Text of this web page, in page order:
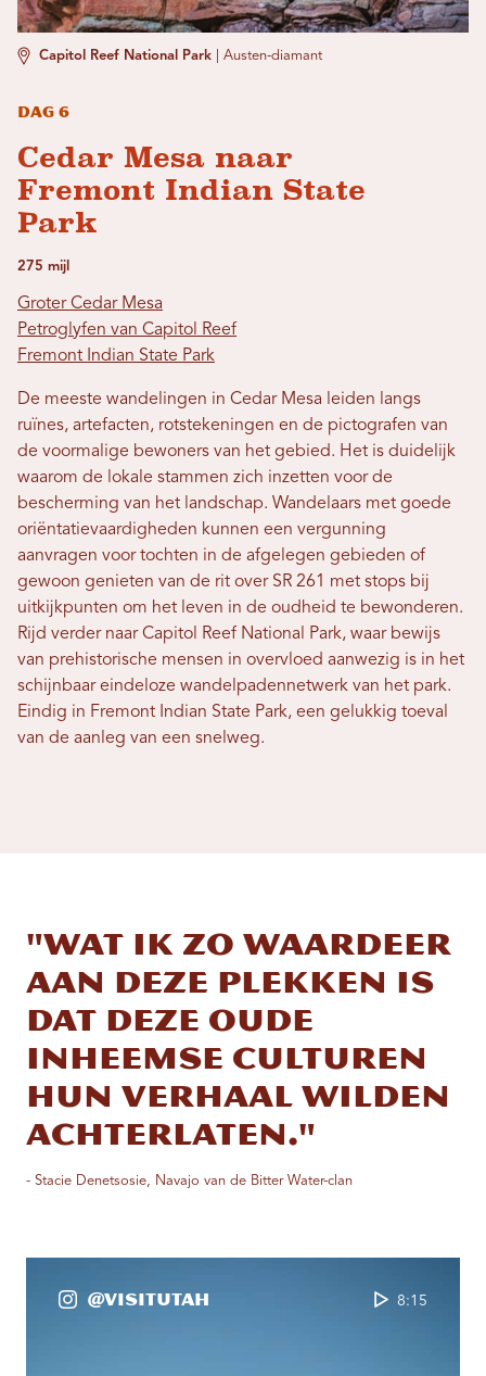
Capitol Reef National Park Austen-diamant
Dag 6
Cedar Mesa naar
Fremont Indian State
Park
275 mijl
Groter Cedar Mesa
Petroglyfen van Capitol Reef
Fremont Indian State Park
De meeste wandelingen in Cedar Mesa leiden langs
ruïnes, artefacten, rotstekeningen en de pictografen van
de voormalige bewoners van het gebied. Het is duidelijk
waarom de lokale stammen zich inzetten voor de
bescherming van het landschap. Wandelaars met goede
oriëntatievaardigheden kunnen een vergunning
aanvragen voor tochten in de afgelegen gebieden of
gewoon genieten van de rit over SR 261 met stops bij
uitkijkpunten om het leven in de oudheid te bewonderen.
Rijd verder naar Capitol Reef National Park, waar bewijs
van prehistorische mensen in overvloed aanwezig is in het
schijnbaar eindeloze wandelpadennetwerk van het park.
Eindig in Fremont Indian State Park, een gelukkig toeval
van de aanleg van een snelweg.
"Wat ik zo waardeer
aan deze plekken is
dat deze oude
inheemse culturen
hun verhaal wilden
achterlaten."
- Stacie Denetsosie, Navajo van de Bitter Water-clan
@VisitUtah 8:15